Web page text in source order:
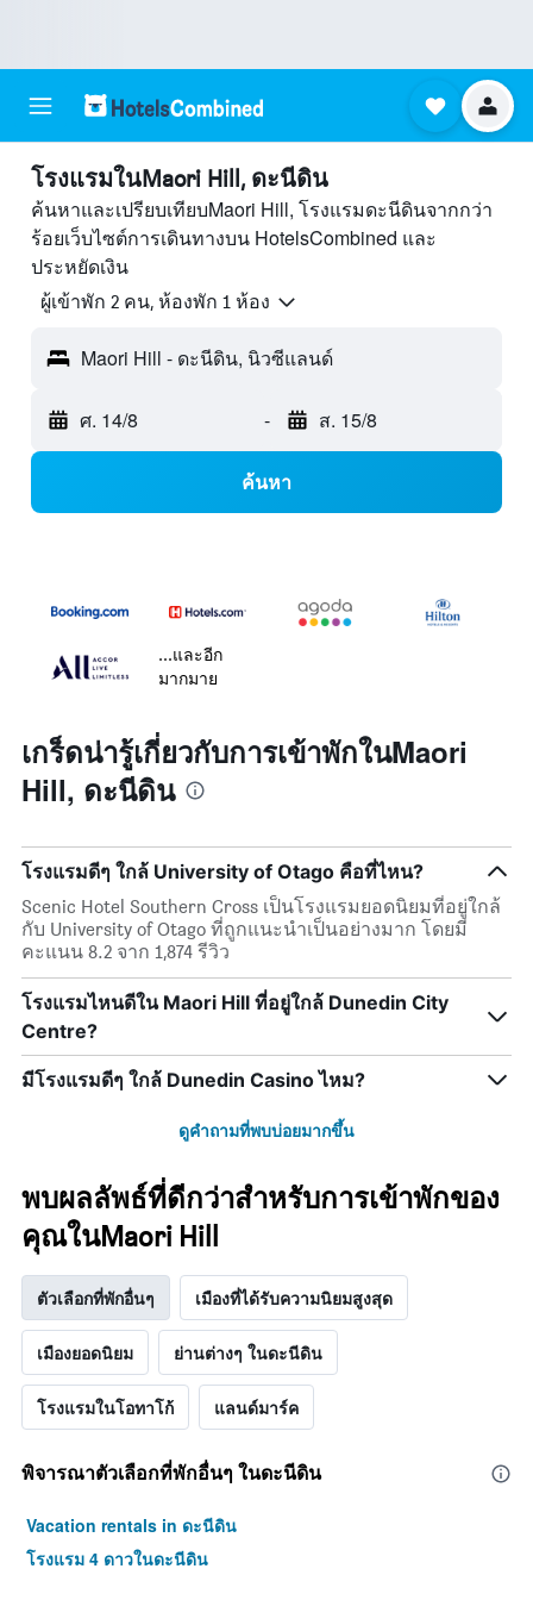
โรงแรมในMaori Hill, ดะนีดิน
ค้นหาและเปรียบเทียบMaori Hill, โรงแรมดะนีดินจากกว่า
ร้อยเว็บไซต์การเดินทางบน HotelsCombined และ
ประหยัดเงิน
ผู้เข้าพัก 2 คน, ห้องพัก 1 ห้อง
Maori Hill - ดะนีดิน, นิวซีแลนด์
ศ. 14/8 - ส. 15/8
ค้นหา
...และอีก
มากมาย
เกร็ดน่ารู้เกี่ยวกับการเข้าพักในMaori
Hill, ดะนีดิน
โรงแรมดีๆ ใกล้ University of Otago คือที่ไหน?
Scenic Hotel Southern Cross เป็นโรงแรมยอดนิยมที่อยู่ใกล้
กับ University of Otago ที่ถูกแนะนำเป็นอย่างมาก โดยมี
คะแนน 8.2 จาก 1,874 รีวิว
โรงแรมไหนดีใน Maori Hill ที่อยู่ใกล้ Dunedin City
Centre?
มีโรงแรมดีๆ ใกล้ Dunedin Casino ไหม?
ดูคำถามที่พบบ่อยมากขึ้น
พบผลลัพธ์ที่ดีกว่าสำหรับการเข้าพักของ
คุณในMaori Hill
ตัวเลือกที่พักอื่นๆ เมืองที่ได้รับความนิยมสูงสุด
เมืองยอดนิยม ย่านต่างๆ ในดะนีดิน
โรงแรมในโอทาโก้ แลนด์มาร์ค
พิจารณาตัวเลือกที่พักอื่นๆ ในดะนีดิน
Vacation rentals in ดะนีดิน
โรงแรม 4 ดาวในดะนีดิน